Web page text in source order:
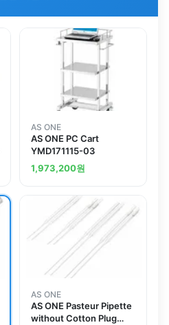
AS ONE
AS ONE PC Cart
YMD171115-03
1,973,200원
AS ONE
AS ONE Pasteur Pipette
without Cotton Plug